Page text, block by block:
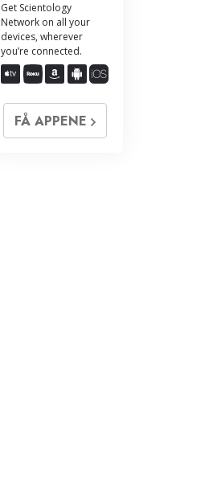
Get Scientology
Network on all your
devices, wherever
you’re connected.
FÅ APPENE